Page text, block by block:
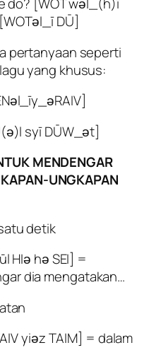
DŪ]
pertanyaan seperti
yang khusus:
syī DŪW_әt]
MENDENGAR
UNGKAPAN
detik
HIә hә SEI] =
dia mengatakan…
yiәz TAIM] = dalam